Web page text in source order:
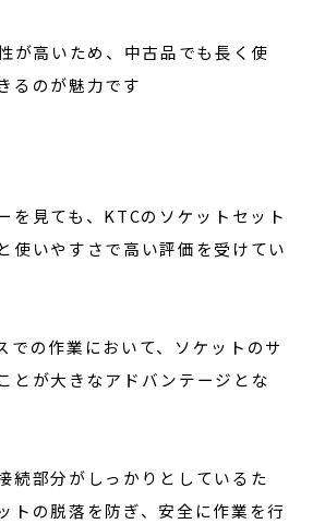
が高いため、中古品でも長く使
るのが魅力です
を見ても、KTCのソケットセット
使いやすさで高い評価を受けてい
での作業において、ソケットのサ
とが大きなアドバンテージとな
続部分がしっかりとしているた
トの脱落を防ぎ、安全に作業を行